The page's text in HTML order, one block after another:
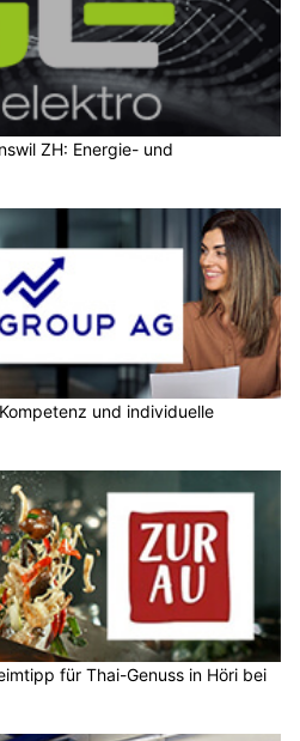
ZH: Energie- und
und individuelle
für Thai-Genuss in Höri bei